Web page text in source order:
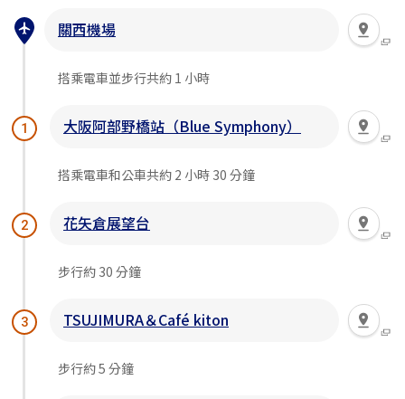
關西機場
搭乘電車並步行共約 1 小時
1 大阪阿部野橋站（Blue Symphony）
搭乘電車和公車共約 2 小時 30 分鐘
2 花矢倉展望台
步行約 30 分鐘
3 TSUJIMURA＆Café kiton
步行約 5 分鐘